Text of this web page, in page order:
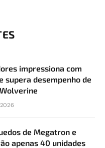
impressiona com
supera desempenho de
de Megatron e
apenas 40 unidades